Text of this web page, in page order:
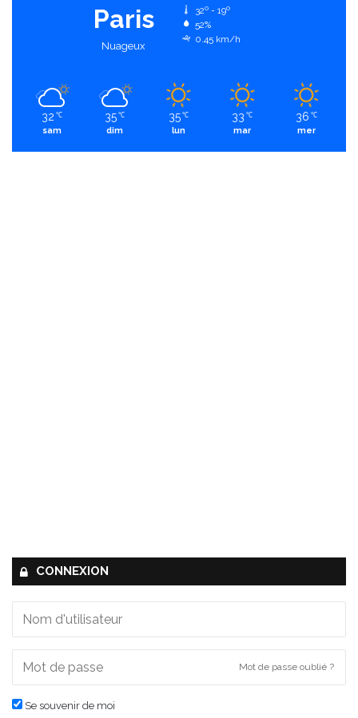
Paris
Nuageux
32º - 19º
52%
0.45 km/h
32 ℃
sam
35 ℃
dim
35 ℃
lun
33 ℃
mar
36 ℃
mer
CONNEXION
Mot de passe oublié ?
Se souvenir de moi